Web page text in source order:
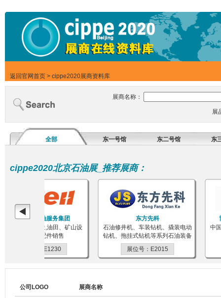
返回官网首页 > cippe2020展商资料库
展商名称：
展
全部 东一号馆 东二号馆 东
cippe2020北京石油展_推荐展商：
烟台杰瑞石油服务集团
专用设备制造,油田、矿山设
备维修及配件销售
展位号：E1230
东方先科
石油修井机、车装钻机、撬装电动
钻机、拖挂式钻机等系列石油装备
展位号：E2015
中国
公司LOGO 展商名称